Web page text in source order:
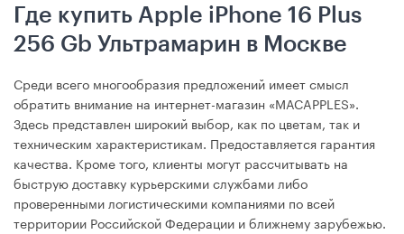
Где купить Apple iPhone 16 Plus
256 Gb Ультрамарин в Москве
Среди всего многообразия предложений имеет смысл
обратить внимание на интернет-магазин «MACAPPLES».
Здесь представлен широкий выбор, как по цветам, так и
техническим характеристикам. Предоставляется гарантия
качества. Кроме того, клиенты могут рассчитывать на
быструю доставку курьерскими службами либо
проверенными логистическими компаниями по всей
территории Российской Федерации и ближнему зарубежью.